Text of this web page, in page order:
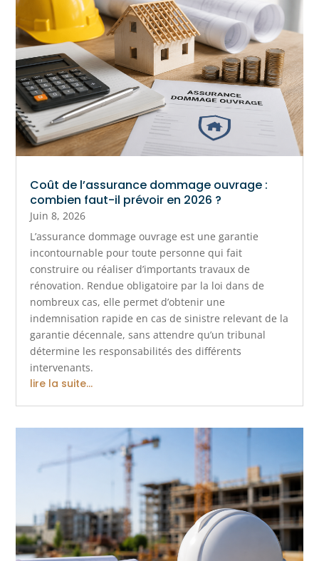
Coût de l’assurance dommage ouvrage :
combien faut-il prévoir en 2026 ?
Juin 8, 2026
L’assurance dommage ouvrage est une garantie
incontournable pour toute personne qui fait
construire ou réaliser d’importants travaux de
rénovation. Rendue obligatoire par la loi dans de
nombreux cas, elle permet d’obtenir une
indemnisation rapide en cas de sinistre relevant de la
garantie décennale, sans attendre qu’un tribunal
détermine les responsabilités des différents
intervenants.
lire la suite...